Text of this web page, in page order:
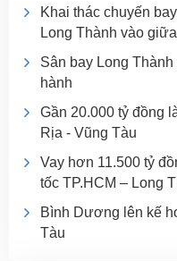
Khai thác chuyến
Long Thành vào
Sân bay Long
hành
Gần 20.000 tỷ đồng
Rịa - Vũng Tàu
Vay hơn 11.500 tỷ
tốc TP.HCM – Long
Bình Dương lên kế
Tàu